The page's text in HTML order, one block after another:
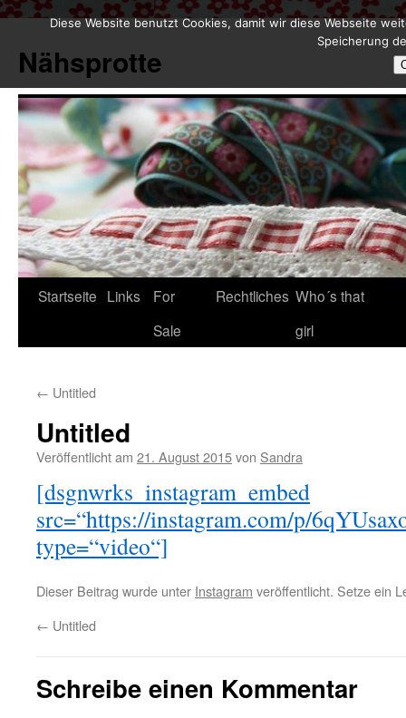
springen
Nähsprotte
Startseite Links
For
Sale
Rechtliches Who´s that
girl
← Untitled
Untitled
Veröffentlicht am 21. August 2015von Sandra
[dsgnwrks_instagram_embed
src=“https://instagram.com/p/
type=“video“]
Dieser Beitrag wurde unter Instagram veröffentlicht. Setze ein
← Untitled
Schreibe einen Kommentar
Diese Website benutzt Cookies, damit wir diese Webseite
Speicherung